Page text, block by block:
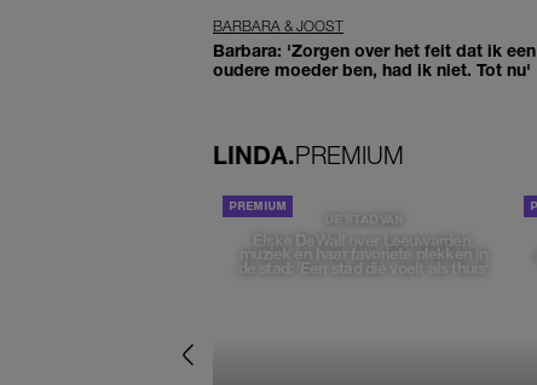
BARBARA & JOOST
Barbara: 'Zorgen over het feit dat ik een
oudere moeder ben, had ik niet. Tot nu'
LINDA.PREMIUM
DE STAD VAN
Elske DeWall over Leeuwarden,
muziek en haar favoriete plekken in
de stad: 'Een stad die voelt als thuis'